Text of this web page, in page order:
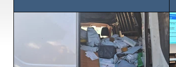
en epicentros bélicos.